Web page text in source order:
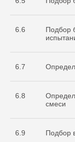
6.6
Подбор
6.7
6.8
смеси
6.9 Подбор
Остались
по необходимым
ОСТАВИТЬ